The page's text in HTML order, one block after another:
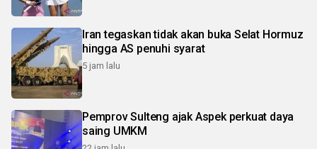
Iran tegaskan tidak akan buka Selat Hormuz
hingga AS penuhi syarat
5 jam lalu
Pemprov Sulteng ajak Aspek perkuat daya
saing UMKM